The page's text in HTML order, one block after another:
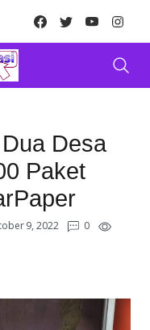
Facebook
TwitterYoutube
Desa
Paket
9, 2022
0